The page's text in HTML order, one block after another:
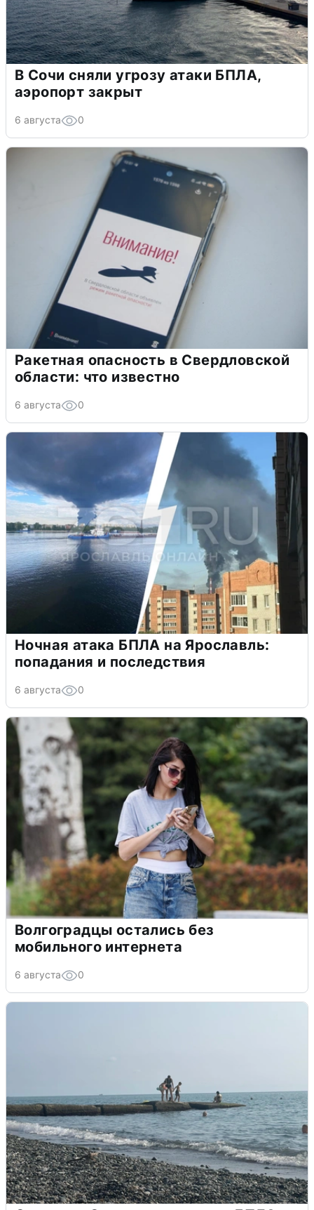
В Сочи сняли угрозу атаки БПЛА,
аэропорт закрыт
6 августа 0
Ракетная опасность в Свердловской
области: что известно
6 августа 0
Ночная атака БПЛА на Ярославль:
попадания и последствия
6 августа 0
Волгоградцы остались без
мобильного интернета
6 августа 0